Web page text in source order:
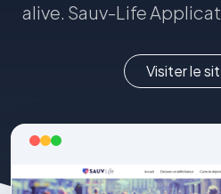
alive. Sauv-Life
Visiter le